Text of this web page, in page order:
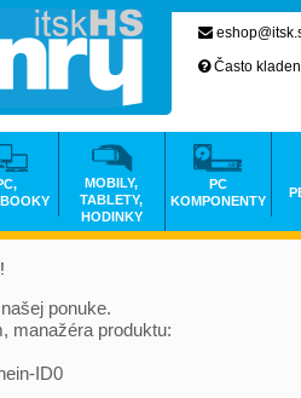
ponuke.
manažéra produktu:
ID0
Často
MOBILY,
TABLETY,
HODINKY
PC
KOMPONENTY